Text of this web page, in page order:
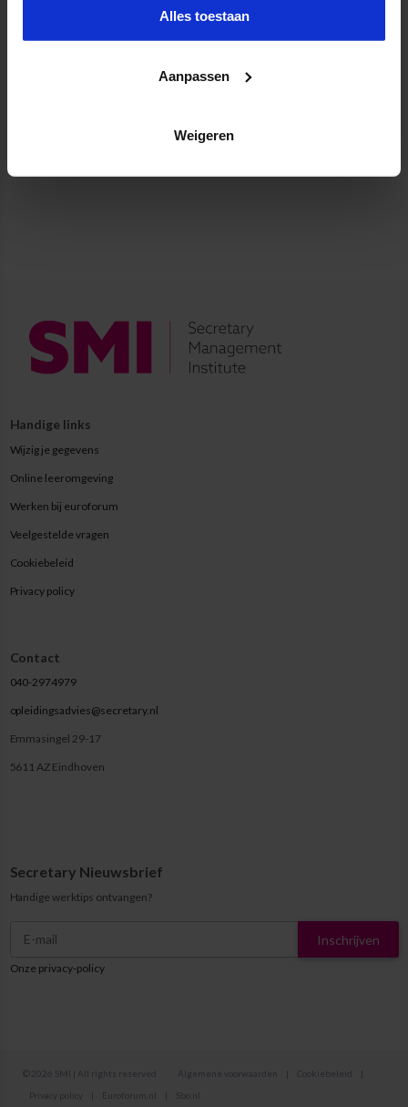
Alles toestaan
Aanpassen
Weigeren
Handige links
Wijzig je gegevens
Online leeromgeving
Werken bij euroforum
Veelgestelde vragen
Cookiebeleid
Privacy policy
Contact
040-2974979
opleidingsadvies@secretary.nl
Emmasingel 29-17
5611 AZ Eindhoven
Secretary Nieuwsbrief
Handige werktips ontvangen?
Inschrijven
Onze privacy-policy
© 2026 SMI | All rights reserved Algemene voorwaarden Cookiebeleid
Privacy policy
Euroforum.nl Sbo.nl